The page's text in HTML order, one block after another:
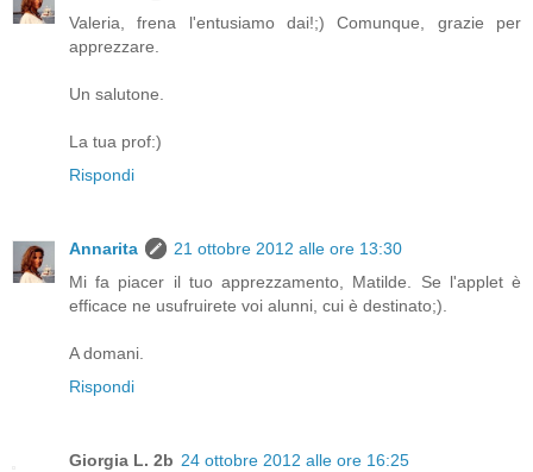
Valeria, frena l'entusiamo dai!;) Comunque, grazie per
apprezzare.
Un salutone.
La tua prof:)
Rispondi
Annarita
21 ottobre 2012 alle ore 13:30
Mi fa piacer il tuo apprezzamento, Matilde. Se l'applet è
efficace ne usufruirete voi alunni, cui è destinato;).
A domani.
Rispondi
Giorgia L. 2b 24 ottobre 2012 alle ore 16:25